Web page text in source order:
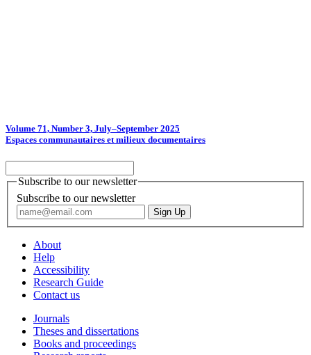
Volume 71, Number 3, July–September 2025
Espaces communautaires et milieux documentaires
Subscribe to our newsletter
Subscribe to our newsletter
About
Help
Accessibility
Research Guide
Contact us
Journals
Theses and dissertations
Books and proceedings